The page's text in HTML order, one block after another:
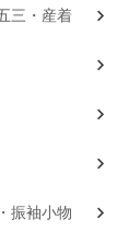
三・産着
振袖小物